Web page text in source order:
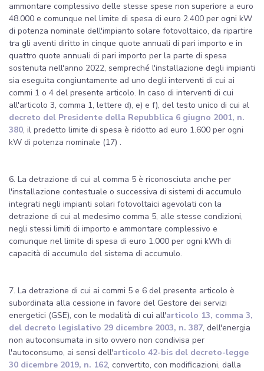
ammontare complessivo delle stesse spese non superiore a euro
48.000 e comunque nel limite di spesa di euro 2.400 per ogni kW
di potenza nominale dell'impianto solare fotovoltaico, da ripartire
tra gli aventi diritto in cinque quote annuali di pari importo e in
quattro quote annuali di pari importo per la parte di spesa
sostenuta nell'anno 2022, sempreché l'installazione degli impianti
sia eseguita congiuntamente ad uno degli interventi di cui ai
commi 1 o 4 del presente articolo. In caso di interventi di cui
all'articolo 3, comma 1, lettere d), e) e f), del testo unico di cui al
decreto del Presidente della Repubblica 6 giugno 2001, n.
380, il predetto limite di spesa è ridotto ad euro 1.600 per ogni
kW di potenza nominale (17) .
6. La detrazione di cui al comma 5 è riconosciuta anche per
l'installazione contestuale o successiva di sistemi di accumulo
integrati negli impianti solari fotovoltaici agevolati con la
detrazione di cui al medesimo comma 5, alle stesse condizioni,
negli stessi limiti di importo e ammontare complessivo e
comunque nel limite di spesa di euro 1.000 per ogni kWh di
capacità di accumulo del sistema di accumulo.
7. La detrazione di cui ai commi 5 e 6 del presente articolo è
subordinata alla cessione in favore del Gestore dei servizi
energetici (GSE), con le modalità di cui all'articolo 13, comma 3,
del decreto legislativo 29 dicembre 2003, n. 387, dell'energia
non autoconsumata in sito ovvero non condivisa per
l'autoconsumo, ai sensi dell'articolo 42-bis del decreto-legge
30 dicembre 2019, n. 162, convertito, con modificazioni, dalla